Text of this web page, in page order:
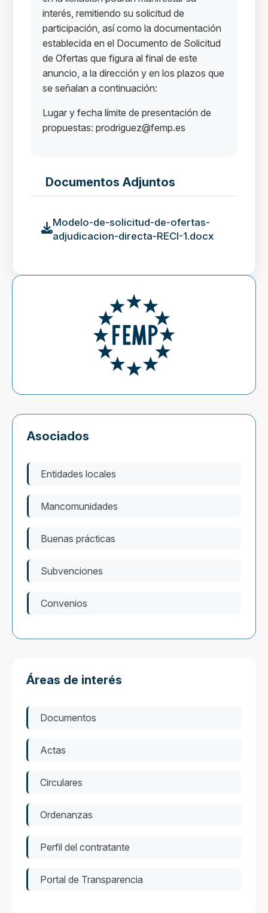
interés, remitiendo su solicitud de
participación, así como la documentación
establecida en el Documento de Solicitud
de Ofertas que figura al final de este
anuncio, a la dirección y en los plazos que
se señalan a continuación:
Lugar y fecha límite de presentación de
propuestas: prodriguez@femp.es
Documentos Adjuntos
Modelo-de-solicitud-de-ofertas-
adjudicacion-directa-RECI-1.docx
Asociados
Entidades locales
Mancomunidades
Buenas prácticas
Subvenciones
Convenios
Áreas de interés
Documentos
Actas
Circulares
Ordenanzas
Perfil del contratante
Portal de Transparencia